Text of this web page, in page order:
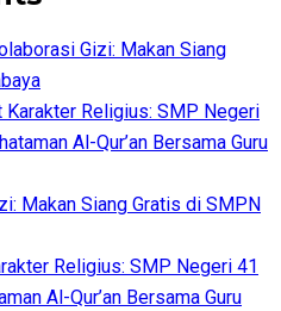
Gizi: Makan Siang
Karakter Religius: SMP Negeri
Al-Qur’an Bersama Guru
Makan Siang Gratis di SMPN
Religius: SMP Negeri 41
Al-Qur’an Bersama Guru